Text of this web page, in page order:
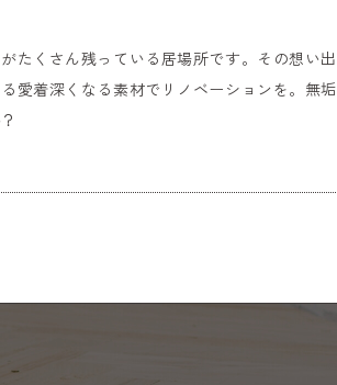
たくさん残っている居場所です。その想い出
愛着深くなる素材でリノベーションを。無垢